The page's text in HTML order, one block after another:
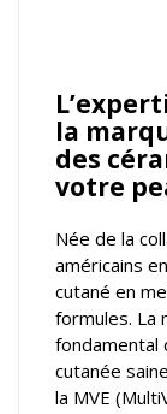
la
des
votre
Née de la
américains
cutané en
formules. La
fondamental
cutanée
la MVE